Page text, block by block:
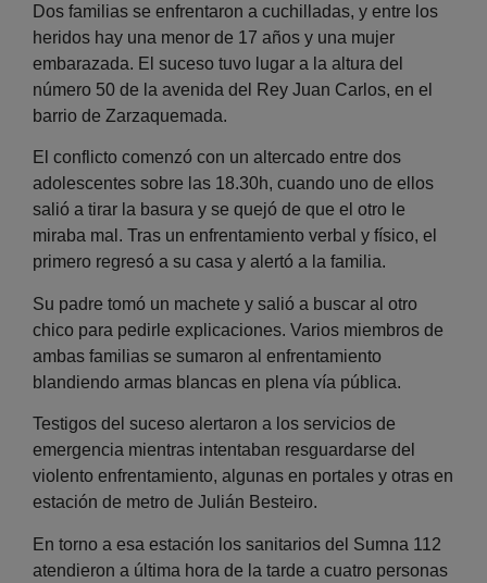
Dos familias se enfrentaron a cuchilladas, y entre los
heridos hay una menor de 17 años y una mujer
embarazada. El suceso tuvo lugar a la altura del
número 50 de la avenida del Rey Juan Carlos, en el
barrio de Zarzaquemada.
El conflicto comenzó con un altercado entre dos
adolescentes sobre las 18.30h, cuando uno de ellos
salió a tirar la basura y se quejó de que el otro le
miraba mal. Tras un enfrentamiento verbal y físico, el
primero regresó a su casa y alertó a la familia.
Su padre tomó un machete y salió a buscar al otro
chico para pedirle explicaciones. Varios miembros de
ambas familias se sumaron al enfrentamiento
blandiendo armas blancas en plena vía pública.
Testigos del suceso alertaron a los servicios de
emergencia mientras intentaban resguardarse del
violento enfrentamiento, algunas en portales y otras en
estación de metro de Julián Besteiro.
En torno a esa estación los sanitarios del Sumna 112
atendieron a última hora de la tarde a cuatro personas